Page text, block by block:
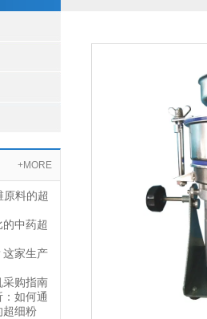
+MORE
料的超
中药超
这家生产
采购指南
如何通
超细粉